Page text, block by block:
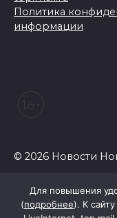
Политика
информации
© 2026 Новости
Для повышения
(подробнее). К